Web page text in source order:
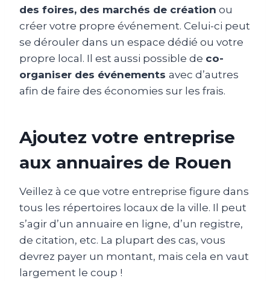
des foires, des marchés de création ou
créer votre propre événement. Celui-ci peut
se dérouler dans un espace dédié ou votre
propre local. Il est aussi possible de co-
organiser des événements avec d’autres
afin de faire des économies sur les frais.
Ajoutez votre entreprise
aux annuaires de Rouen
Veillez à ce que votre entreprise figure dans
tous les répertoires locaux de la ville. Il peut
s’agir d’un annuaire en ligne, d’un registre,
de citation, etc. La plupart des cas, vous
devrez payer un montant, mais cela en vaut
largement le coup !